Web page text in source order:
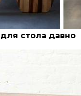
стола давно